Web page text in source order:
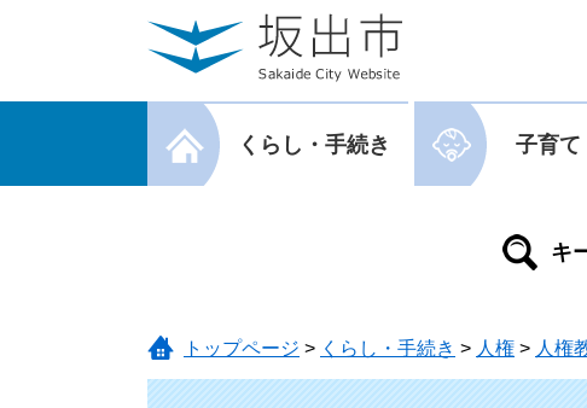
メニューを閉じる
くらし・手続き 子育て
トップページ > くらし・手続き > 人権 > 人権